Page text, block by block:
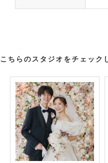
こちらのスタジオをチェック